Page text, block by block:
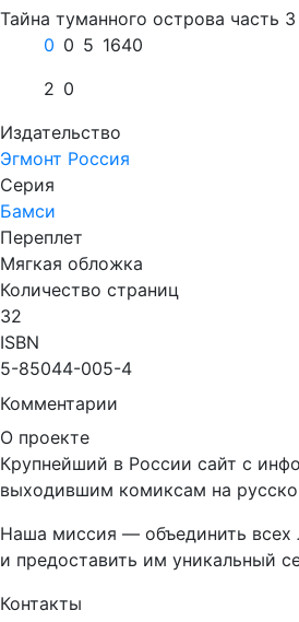
Тайна туманного острова часть 3
0 0 5 1640
2 0
Издательство
Эгмонт Россия
Серия
Бамси
Переплет
Мягкая обложка
Количество страниц
32
ISBN
5-85044-005-4
Комментарии
О проекте
Крупнейший в России сайт с
выходившим комиксам на
Наша миссия — объединить всех
и предоставить им уникальный
Контакты